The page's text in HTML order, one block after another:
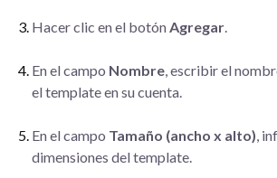
Hacer clic en el botónAgregar.
En el campo Nombre, escribir el
el template en su cuenta.
En el campo Tamaño (ancho x alto),
dimensiones del template.